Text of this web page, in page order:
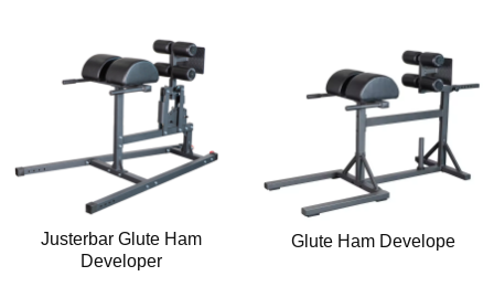
Justerbar Glute Ham
Developer
Glute Ham Develope